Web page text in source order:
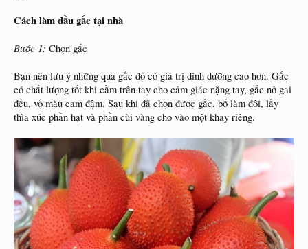
Cách làm dầu gấc tại nhà
Bước 1: Chọn gấc
Bạn nên lưu ý những quả gấc đỏ có giá trị dinh dưỡng cao hơn. Gấc
có chất lượng tốt khi cầm trên tay cho cảm giác nặng tay, gấc nở gai
đều, vỏ màu cam đậm. Sau khi đã chọn được gấc, bổ làm đôi, lấy
thìa xúc phần hạt và phần cùi vàng cho vào một khay riêng.